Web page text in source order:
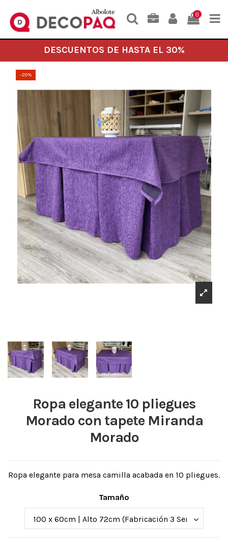
0
DESCUENTOS DE HASTA EL 30%
-20%
Ropa elegante 10 pliegues
Morado con tapete Miranda
Morado
Ropa elegante para mesa camilla acabada en 10 pliegues.
Tamaño